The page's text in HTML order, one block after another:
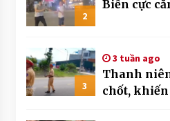
2
Biến cực
3
3 tuần ago
Thanh
chốt, khiến